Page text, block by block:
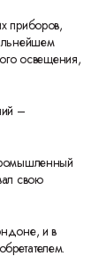
приборов,
освещения,
–
свою
и в